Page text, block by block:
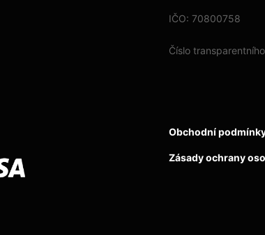
IČO: 70800758
Číslo
Obchodní
Zásady ochrany